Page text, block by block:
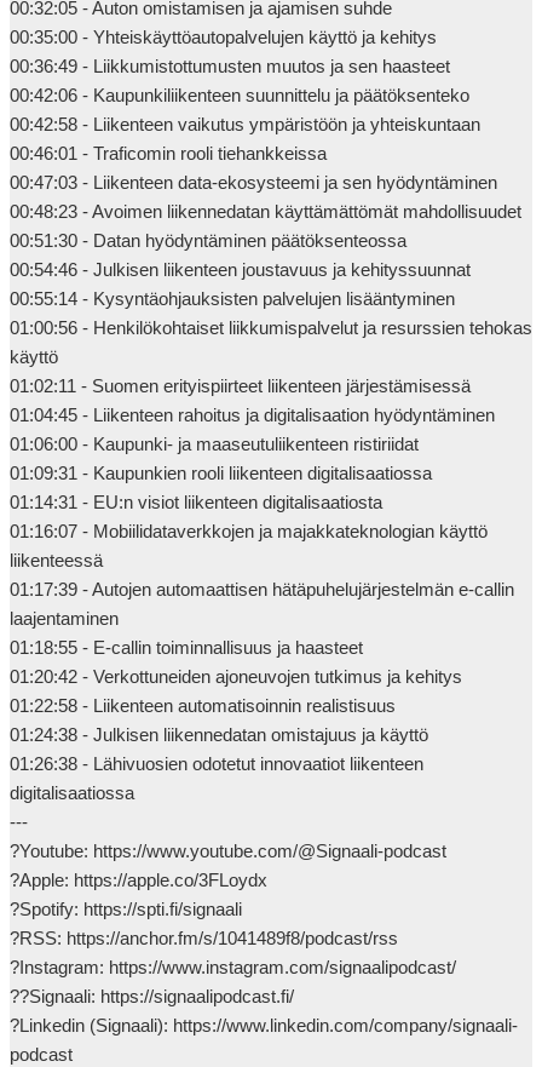
00:32:05 - Auton omistamisen ja ajamisen suhde
00:35:00 - Yhteiskäyttöautopalvelujen käyttö ja kehitys
00:36:49 - Liikkumistottumusten muutos ja sen haasteet
00:42:06 - Kaupunkiliikenteen suunnittelu ja päätöksenteko
00:42:58 - Liikenteen vaikutus ympäristöön ja yhteiskuntaan
00:46:01 - Traficomin rooli tiehankkeissa
00:47:03 - Liikenteen data-ekosysteemi ja sen hyödyntäminen
00:48:23 - Avoimen liikennedatan käyttämättömät mahdollisuudet
00:51:30 - Datan hyödyntäminen päätöksenteossa
00:54:46 - Julkisen liikenteen joustavuus ja kehityssuunnat
00:55:14 - Kysyntäohjauksisten palvelujen lisääntyminen
01:00:56 - Henkilökohtaiset liikkumispalvelut ja resurssien tehokas
käyttö
01:02:11 - Suomen erityispiirteet liikenteen järjestämisessä
01:04:45 - Liikenteen rahoitus ja digitalisaation hyödyntäminen
01:06:00 - Kaupunki- ja maaseutuliikenteen ristiriidat
01:09:31 - Kaupunkien rooli liikenteen digitalisaatiossa
01:14:31 - EU:n visiot liikenteen digitalisaatiosta
01:16:07 - Mobiilidataverkkojen ja majakkateknologian käyttö
liikenteessä
01:17:39 - Autojen automaattisen hätäpuhelujärjestelmän e-callin
laajentaminen
01:18:55 - E-callin toiminnallisuus ja haasteet
01:20:42 - Verkottuneiden ajoneuvojen tutkimus ja kehitys
01:22:58 - Liikenteen automatisoinnin realistisuus
01:24:38 - Julkisen liikennedatan omistajuus ja käyttö
01:26:38 - Lähivuosien odotetut innovaatiot liikenteen
digitalisaatiossa
---
?Youtube: https://www.youtube.com/@Signaali-podcast
?Apple: https://apple.co/3FLoydx
?Spotify: https://spti.fi/signaali
?RSS: https://anchor.fm/s/1041489f8/podcast/rss
?Instagram: https://www.instagram.com/signaalipodcast/
??Signaali: https://signaalipodcast.fi/
?Linkedin (Signaali): https://www.linkedin.com/company/signaali-
podcast